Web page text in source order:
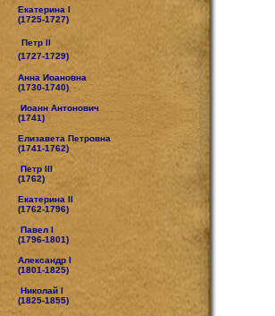
Екатерина I
(1725-1727)
Петр II
(1727-1729)
Анна Иоановна
(1730-1740)
Иоанн Антонович
(1741)
Елизавета Петровна
(1741-1762)
Петр III
(1762)
Екатерина II
(1762-1796)
Павел I
(1796-1801)
Александр I
(1801-1825)
Николай I
(1825-1855)